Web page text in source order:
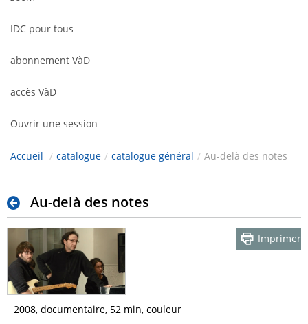
IDC pour tous
abonnement VàD
accès VàD
Ouvrir une session
Accueil / catalogue / catalogue général / Au-delà des notes
Au-delà des notes
Imprimer
2008, documentaire, 52 min, couleur